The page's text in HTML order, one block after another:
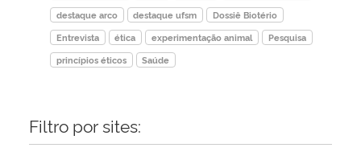
Ministério do Turismo
Ministério do Desenvolvimento Regional
Ministério da Mulher, da Família e dos Direitos Humanos
destaque arco
destaque ufsm
Dossiê Biotério
Entrevista
ética experimentação animal
Pesquisa
princípios éticos
Saúde
Filtro por sites: